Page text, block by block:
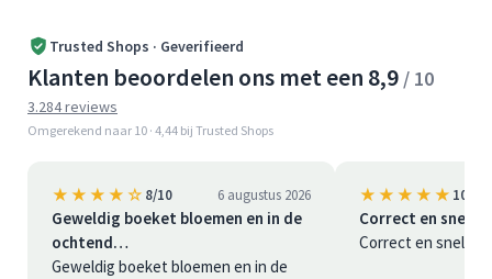
Trusted Shops · Geverifieerd
Klanten beoordelen ons met een 8,9 / 10
3.284 reviews
Omgerekend naar 10 · 4,44 bij Trusted Shops
★★★★☆ 8/10 6 augustus 2026
Geweldig boeket bloemen en in de
ochtend…
Geweldig boeket bloemen en in de
★★★★★ 10/10
Correct en snel
Correct en snel